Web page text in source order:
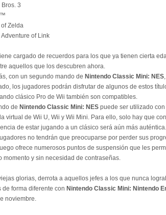
Bros. 3
of Zelda
Adventure of Link
cargado de recuerdos para los que ya tienen cierta
aquellos que los descubren ahora.
con un segundo mando de Nintendo Classic Mini: NES
los jugadores podrán disfrutar de algunos de estos
clásico Pro de Wii también son compatibles.
de Nintendo Classic Mini: NES puede ser utilizado
virtual de Wii U, Wii y Wii Mini. Para ello, solo hay que
de estar jugando a un clásico será aún más auténtica.
no tendrán que preocuparse por perder sus
ofrece numerosos puntos de suspensión que les
momento y sin necesidad de contraseñas.
glorias, derrota a aquellos jefes a los que nunca
de forma diferente con Nintendo Classic Mini: Nintendo
noviembre.